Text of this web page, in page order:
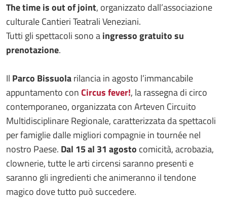
The time is out of joint, organizzato dall’associazione
culturale Cantieri Teatrali Veneziani.
Tutti gli spettacoli sono aingresso gratuito su
prenotazione.
Il Parco Bissuolarilancia in agosto l’immancabile
appuntamento conCircus fever!, la rassegna di circo
contemporaneo, organizzata con Arteven Circuito
Multidisciplinare Regionale, caratterizzata da spettacoli
per famiglie dalle migliori compagnie in tournée nel
nostro Paese. Dal 15 al 31 agosto comicità, acrobazia,
clownerie, tutte le arti circensi saranno presenti e
saranno gli ingredienti che animeranno il tendone
magico dove tutto può succedere.